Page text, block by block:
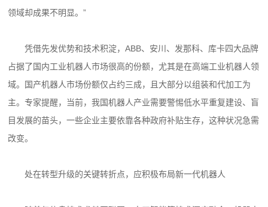
领域却成果不明显。”
凭借先发优势和技术积淀，ABB、安川、发那科、库卡四大品牌
占据了国内工业机器人市场很高的份额，尤其是在高端工业机器人领
域。国产机器人市场份额仅占约三成，且大部分以组装和代加工为
主。专家提醒，当前，我国机器人产业需要警惕低水平重复建设、盲
目发展的苗头，一些企业主要依靠各种政府补贴生存，这种状况急需
改变。
处在转型升级的关键转折点，应积极布局新一代机器人